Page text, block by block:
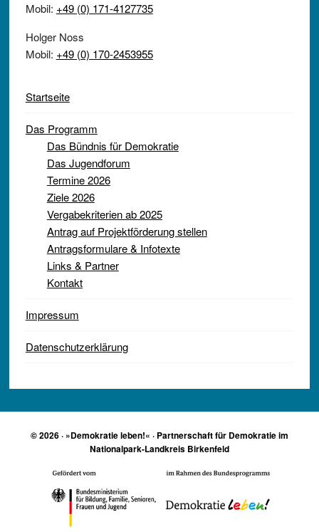
Mobil: +49 (0) 171-4127735
Holger Noss
Mobil: +49 (0) 170-2453955
Startseite
Das Programm
Das Bündnis für Demokratie
Das Jugendforum
Termine 2026
Ziele 2026
Vergabekriterien ab 2025
Antrag auf Projektförderung stellen
Antragsformulare & Infotexte
Links & Partner
Kontakt
Impressum
Datenschutzerklärung
© 2026 · »Demokratie leben!« · Partnerschaft für Demokratie im
Nationalpark-Landkreis Birkenfeld